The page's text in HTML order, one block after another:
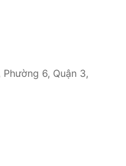
6, Quận 3,